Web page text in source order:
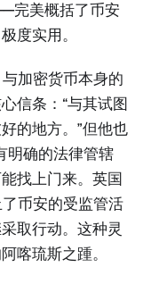
完美概括了币安
度实用。
加密货币本身的
信条：“与其试图
的地方。”但他也
明确的法律管辖
找上门来。英国
币安的受监管活
取行动。这种灵
喀琉斯之踵。